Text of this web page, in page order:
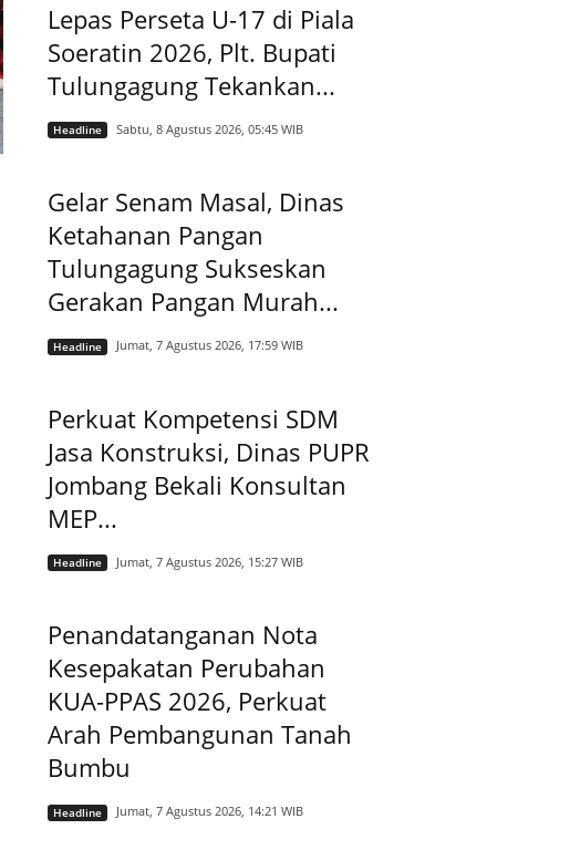
Lepas Perseta U-17 di Piala
Soeratin 2026, Plt. Bupati
Tulungagung Tekankan...
Headline Sabtu, 8 Agustus 2026, 05:45 WIB
Gelar Senam Masal, Dinas
Ketahanan Pangan
Tulungagung Sukseskan
Gerakan Pangan Murah...
Headline Jumat, 7 Agustus 2026, 17:59 WIB
Perkuat Kompetensi SDM
Jasa Konstruksi, Dinas PUPR
Jombang Bekali Konsultan
MEP...
Headline Jumat, 7 Agustus 2026, 15:27 WIB
Penandatanganan Nota
Kesepakatan Perubahan
KUA-PPAS 2026, Perkuat
Arah Pembangunan Tanah
Bumbu
Headline Jumat, 7 Agustus 2026, 14:21 WIB